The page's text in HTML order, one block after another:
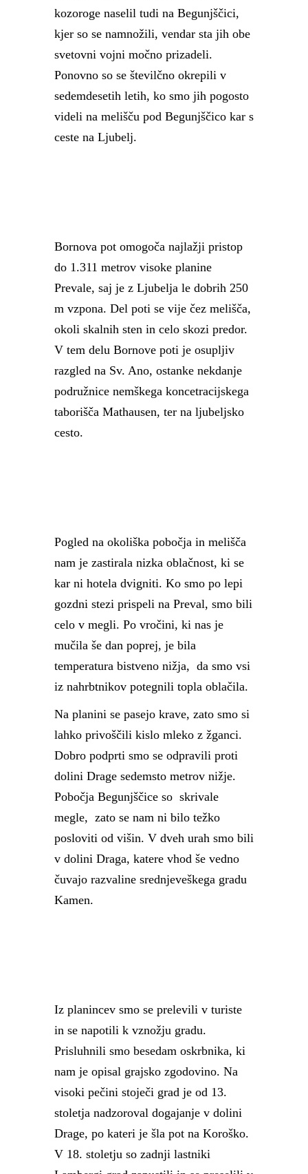
kozoroge naselil tudi na Begunjščici,
kjer so se namnožili, vendar sta jih obe
svetovni vojni močno prizadeli.
Ponovno so se številčno okrepili v
sedemdesetih letih, ko smo jih pogosto
videli na melišču pod Begunjščico kar s
ceste na Ljubelj.
Bornova pot omogoča najlažji pristop
do 1.311 metrov visoke planine
Prevale, saj je z Ljubelja le dobrih 250
m vzpona. Del poti se vije čez melišča,
okoli skalnih sten in celo skozi predor.
V tem delu Bornove poti je osupljiv
razgled na Sv. Ano, ostanke nekdanje
podružnice nemškega koncetracijskega
taborišča Mathausen, ter na ljubeljsko
cesto.
Pogled na okoliška pobočja in melišča
nam je zastirala nizka oblačnost, ki se
kar ni hotela dvigniti. Ko smo po lepi
gozdni stezi prispeli na Preval, smo bili
celo v megli. Po vročini, ki nas je
mučila še dan poprej, je bila
temperatura bistveno nižja, da smo vsi
iz nahrbtnikov potegnili topla oblačila.
Na planini se pasejo krave, zato smo si
lahko privoščili kislo mleko z žganci.
Dobro podprti smo se odpravili proti
dolini Drage sedemsto metrov nižje.
Pobočja Begunjščice so skrivale
megle, zato se nam ni bilo težko
posloviti od višin. V dveh urah smo bili
v dolini Draga, katere vhod še vedno
čuvajo razvaline srednjeveškega gradu
Kamen.
Iz planincev smo se prelevili v turiste
in se napotili k vznožju gradu.
Prisluhnili smo besedam oskrbnika, ki
nam je opisal grajsko zgodovino. Na
visoki pečini stoječi grad je od 13.
stoletja nadzoroval dogajanje v dolini
Drage, po kateri je šla pot na Koroško.
V 18. stoletju so zadnji lastniki